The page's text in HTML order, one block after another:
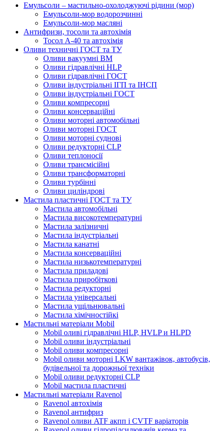
Емульсоли – мастильно-охолоджуючі рідини (мор)
Емульсоли-мор водорозчинні
Емульсоли-мор масляні
Антифризи, тосоли та автохімія
Тосол А-40 та автохімія
Оливи техничні ГОСТ та ТУ
Оливи вакуумні ВМ
Оливи гідравлічні HLP
Оливи гідравлічні ГОСТ
Оливи індустріальні ІГП та ІНСП
Оливи індустріальні ГОСТ
Оливи компресорні
Оливи консерваційні
Оливи моторні автомобільні
Оливи моторні ГОСТ
Оливи моторні суднові
Оливи редукторні CLP
Оливи теплоносії
Оливи трансмісійні
Оливи трансформаторні
Оливи турбінні
Оливи циліндрові
Мастила пластичні ГОСТ та ТУ
Мастила автомобільні
Мастила високотемпературні
Мастила залізничні
Мастила індустріальні
Мастила канатні
Мастила консерваційні
Мастила низькотемпературні
Мастила приладові
Мастила приробіткові
Мастила редукторні
Мастила універсальні
Мастила ущільнювальні
Мастила хімічностійкі
Мастильні матеріали Mobil
Mobil оливі гідравлічні HLP, HVLP и HLPD
Mobil оливи індустріальні
Mobil оливи компресорні
Mobil оливи моторні LKW вантажівок, автобусів,
будівельної та дорожньої техніки
Mobil оливи редукторні CLP
Mobil мастила пластичні
Мастильні матеріали Ravenol
Ravenol автохімія
Ravenol антифриз
Ravenol оливи ATF акпп і CVTF варіаторів